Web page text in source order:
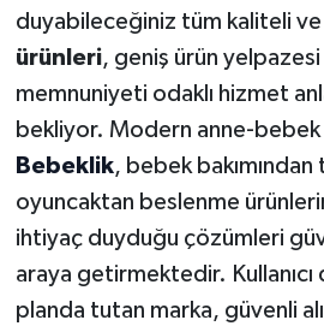
duyabileceğiniz tüm kaliteli
ürünleri, geniş ürün
memnuniyeti odaklı hizmet
bekliyor. Modern anne-bebek
Bebeklik, bebek
oyuncaktan beslenme
ihtiyaç duyduğu çözümleri
araya getirmektedir. Kullanıcı
planda tutan marka, güvenli